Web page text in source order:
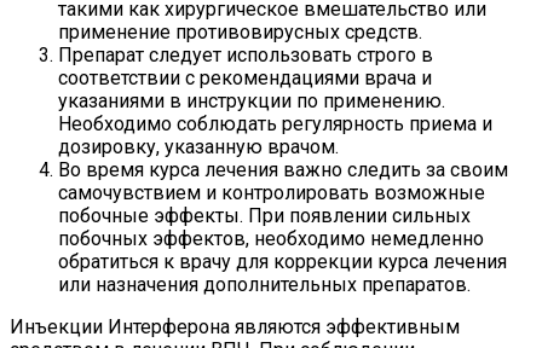
такими как хирургическое вмешательство или
применение противовирусных средств.
Препарат следует использовать строго в
соответствии с рекомендациями врача и
указаниями в инструкции по применению.
Необходимо соблюдать регулярность приема и
дозировку, указанную врачом.
Во время курса лечения важно следить за своим
самочувствием и контролировать возможные
побочные эффекты. При появлении сильных
побочных эффектов, необходимо немедленно
обратиться к врачу для коррекции курса лечения
или назначения дополнительных препаратов.
Инъекции Интерферона являются эффективным